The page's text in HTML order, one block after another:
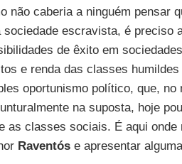
não caberia a ninguém pensar
sociedade escravista, é preciso
de êxito em
e renda das classes
oportunismo político, que,
na suposta, hoje
as classes sociais. É aqui
Raventóse apresentar